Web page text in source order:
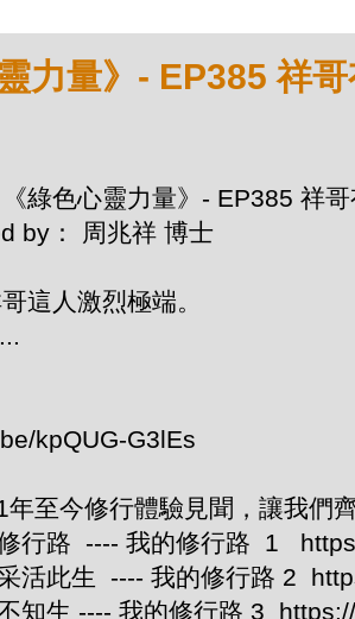
靈力量》- EP385 祥
綠色心靈力量》- EP385 祥
by： 周兆祥 博士
這人激烈極端。
kpQUG-G3lEs
年至今修行體驗見聞，讓我們
行路 ---- 我的修行路 1
活此生 ---- 我的修行路 2
知生 ---- 我的修行路 3